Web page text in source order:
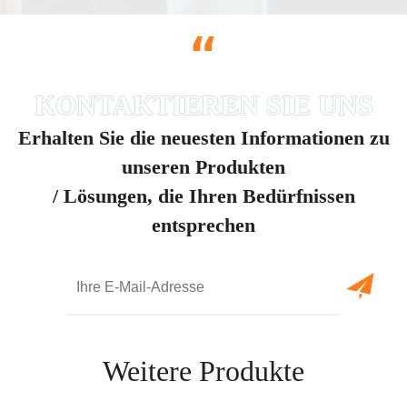
“
Erhalten Sie die neuesten Informationen zu
unseren Produkten
/ Lösungen, die Ihren Bedürfnissen
entsprechen
Weitere Produkte